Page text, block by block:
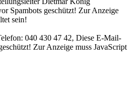
Spambots geschützt! Zur Anzeige
sein!
040 430 47 42, Diese E-Mail-
Zur Anzeige muss JavaScript